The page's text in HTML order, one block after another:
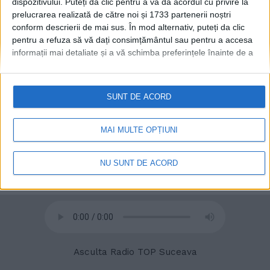
prelucrarea realizată de către noi și 1733 partenerii noștri
conform descrierii de mai sus. În mod alternativ, puteți da clic
pentru a refuza să vă dați consimțământul sau pentru a accesa
informații mai detaliate și a vă schimba preferințele înainte de a
retrageți consimțământul în orice moment, revenind la acest site
și făcând clic pe butonul "Confidențialitate" din partea de jos a
paginii web.
MAI MULTE OPȚIUNI
NU SUNT DE ACORD
SUNT DE ACORD
© 2020 Radio TOP Suceava 104 FM
Asculta Radio TOP Suceava